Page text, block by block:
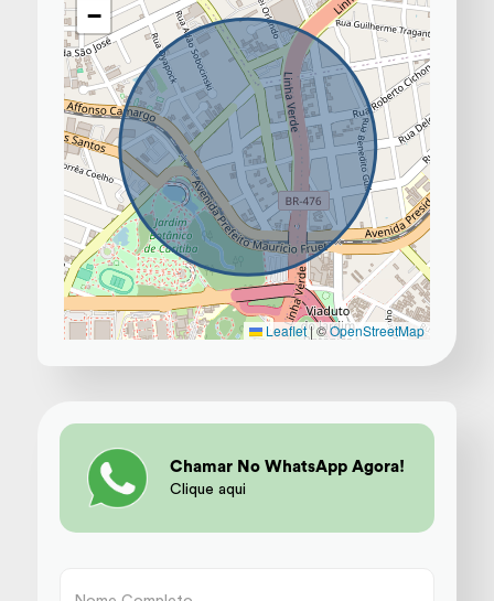
−
Leaflet|©OpenStreetMap
Chamar No WhatsApp Agora!
Clique aqui